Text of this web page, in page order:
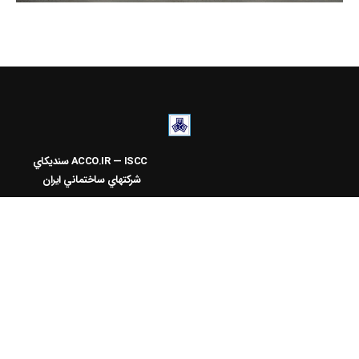
ACCO.IR — ISCC
سنديکاي
شرکتهاي ساختماني ايران